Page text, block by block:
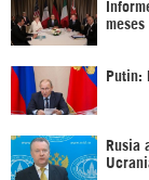
meses
Putin:
Rusia